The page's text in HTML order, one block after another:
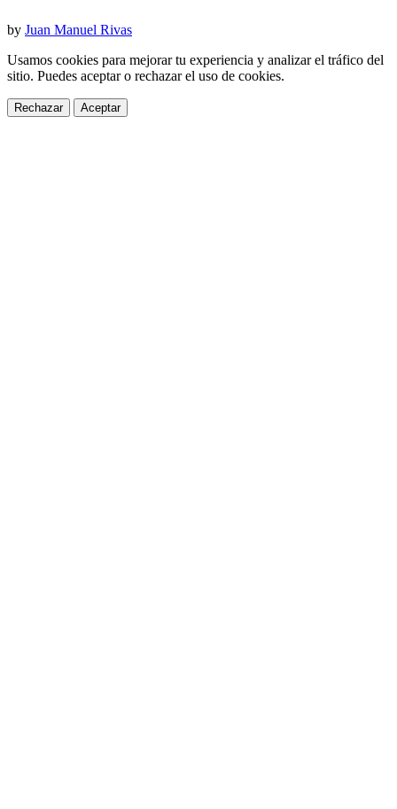
by Juan Manuel Rivas
Usamos cookies para mejorar tu experiencia y analizar el tráfico del
sitio. Puedes aceptar o rechazar el uso de cookies.
Rechazar Aceptar